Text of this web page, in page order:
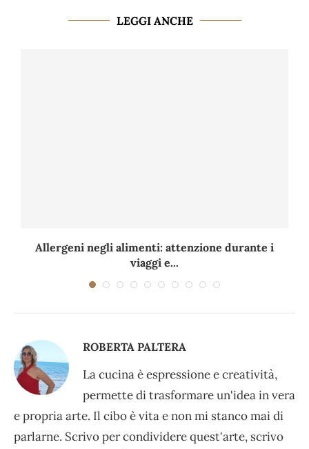
LEGGI ANCHE
Allergeni negli alimenti: attenzione durante i
viaggi e...
ROBERTA PALTERA
La cucina è espressione e creatività,
permette di trasformare un'idea in vera
e propria arte. Il cibo è vita e non mi stanco mai di
parlarne. Scrivo per condividere quest'arte, scrivo